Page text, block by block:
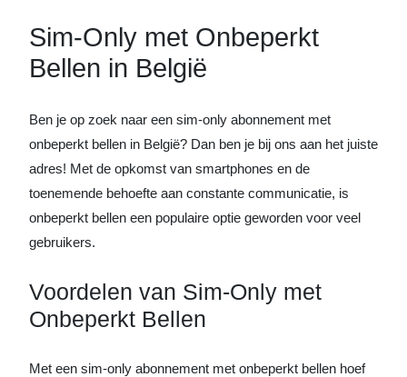
Sim-Only met Onbeperkt
Bellen in België
Ben je op zoek naar een sim-only abonnement met
onbeperkt bellen in België? Dan ben je bij ons aan het juiste
adres! Met de opkomst van smartphones en de
toenemende behoefte aan constante communicatie, is
onbeperkt bellen een populaire optie geworden voor veel
gebruikers.
Voordelen van Sim-Only met
Onbeperkt Bellen
Met een sim-only abonnement met onbeperkt bellen hoef